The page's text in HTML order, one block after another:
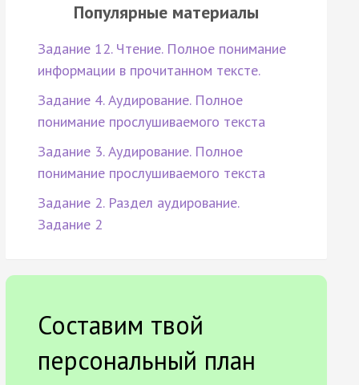
Популярные материалы
Задание 12. Чтение. Полное понимание
информации в прочитанном тексте.
Задание 4. Аудирование. Полное
понимание прослушиваемого текста
Задание 3. Аудирование. Полное
понимание прослушиваемого текста
Задание 2. Раздел аудирование.
Задание 2
Составим твой
персональный план